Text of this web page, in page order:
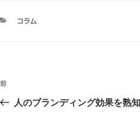
カ
コラム
投
過
去
前
人のブランディング効果を熟